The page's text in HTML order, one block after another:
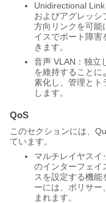
Unidirectional
およびアグレッシ
方向リンクを可能
イスでポート障害
きます。
音声 VLAN：独立
を維持することに
素化し、管理とト
します。
QoS
このセクションには、
ています。
マルチレイヤスイ
のインターフェイ
スを設定する機能
ーには、ポリサー
まれます。